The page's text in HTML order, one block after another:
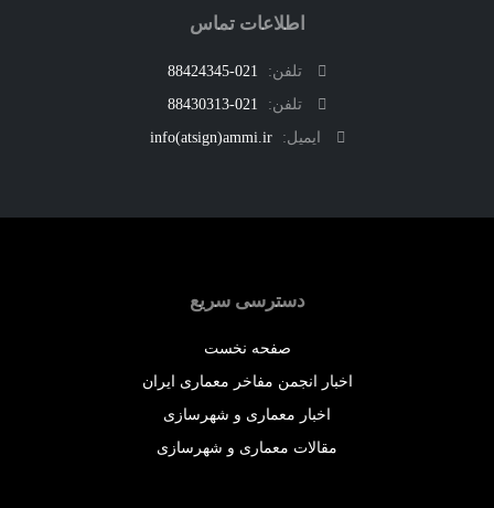
اطلاعات تماس
تلفن:
021-88424345
تلفن:
021-88430313
ایمیل:
info(atsign)ammi.ir
دسترسی سریع
صفحه نخست
اخبار انجمن مفاخر معماری ایران
اخبار معماری و شهرسازی
مقالات معماری و شهرسازی